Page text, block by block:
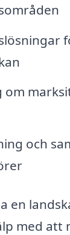
om
och
en
med att